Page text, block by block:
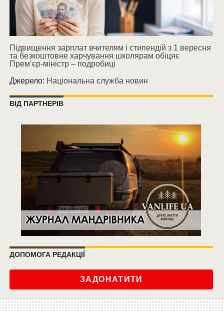
Підвищення зарплат вчителям і стипендій з 1 вересня
та безкоштовне харчування школярам обіцяє
Прем’єр-міністр – подробиці
Джерело: Національна служба новин
ВІД ПАРТНЕРІВ
ДОПОМОГА РЕДАКЦІЇ
ЗАДОНАТИТИ